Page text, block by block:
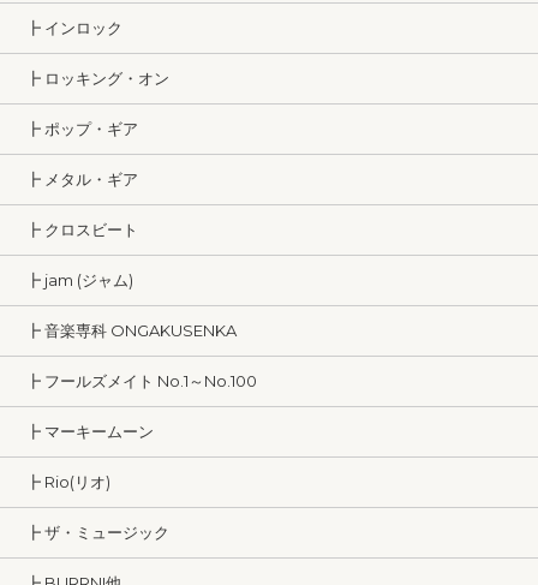
┣ インロック
┣ ロッキング・オン
┣ ポップ・ギア
┣ メタル・ギア
┣ クロスビート
┣ jam (ジャム)
┣ 音楽専科 ONGAKUSENKA
┣ フールズメイト No.1～No.100
┣ マーキームーン
┣ Rio(リオ)
┣ ザ・ミュージック